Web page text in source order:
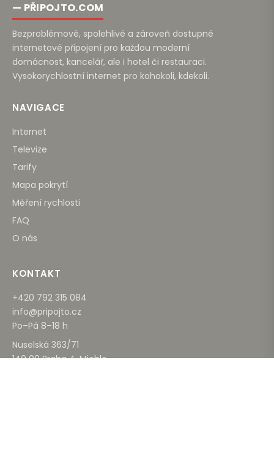
— PŘIPOJTO.COM
Bezproblémové, spolehlivé a zároveň dostupné
internetové připojení pro každou moderní
domácnost, kancelář, ale i hotel či restauraci.
Vysokorychlostní internet pro kohokoli, kdekoli.
NAVIGACE
Internet
Televize
Tarify
Mapa pokrytí
Měření rychlosti
FAQ
O nás
KONTAKT
+420 792 315 084
info@pripojto.cz
Po–Pá 8–18 h
Nuselská 363/71
140 00 Praha 4, Michle